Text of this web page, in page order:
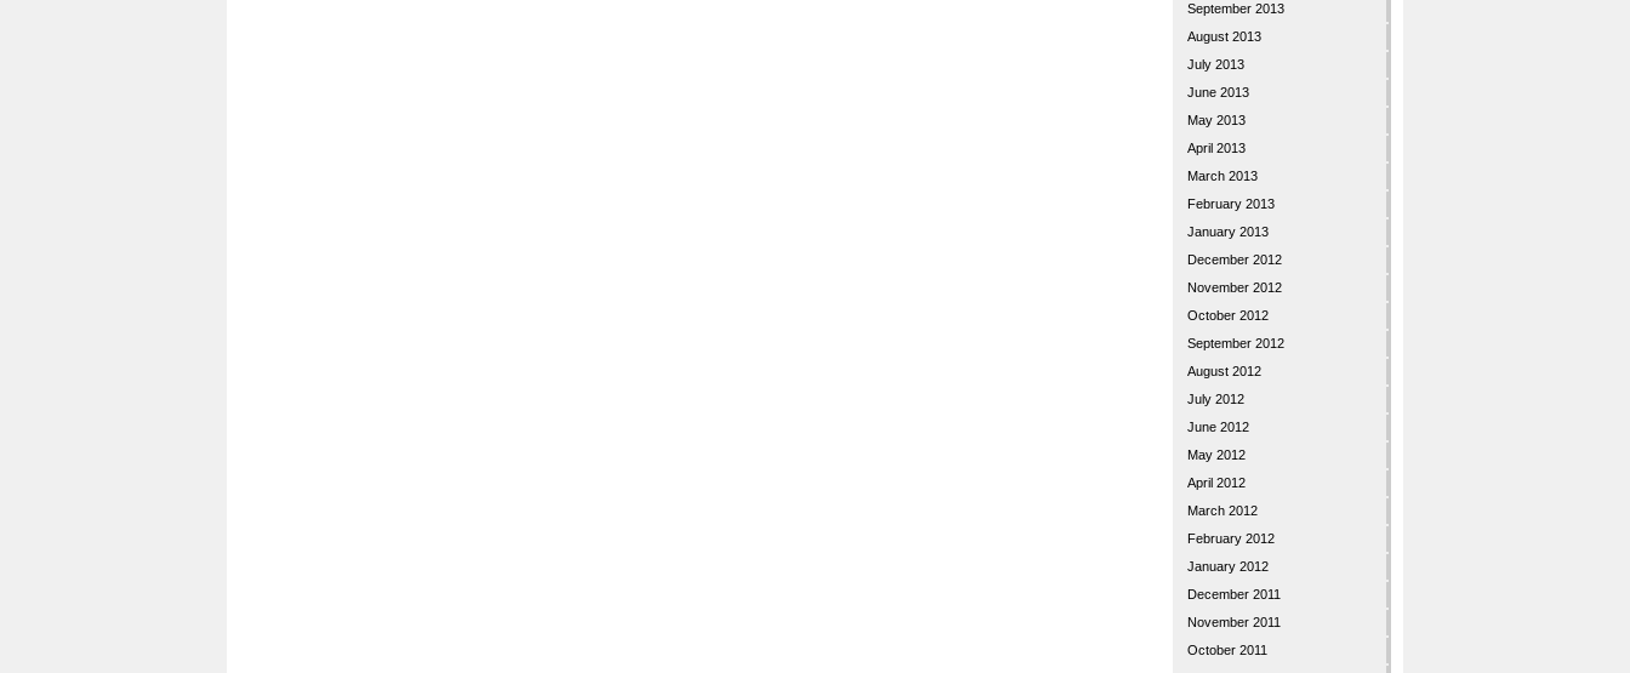
September 2013
August 2013
July 2013
June 2013
May 2013
April 2013
March 2013
February 2013
January 2013
December 2012
November 2012
October 2012
September 2012
August 2012
July 2012
June 2012
May 2012
April 2012
March 2012
February 2012
January 2012
December 2011
November 2011
October 2011